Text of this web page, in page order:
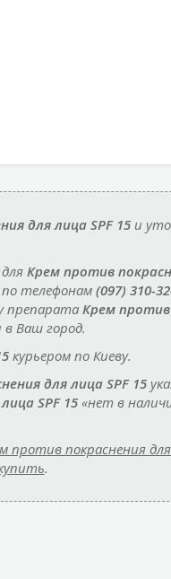
для лица SPF 15и
Крем против
телефонам (097) 310-
препарата Крем против
Ваш город.
курьером по Киеву.
для лица SPF 15
SPF 15«нет в
против покраснения
.